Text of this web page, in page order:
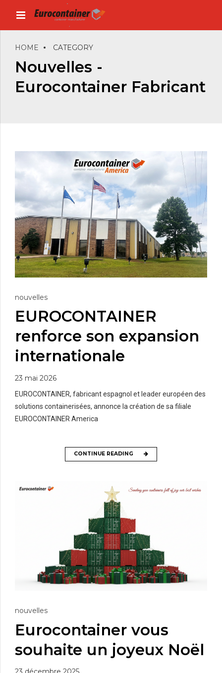
HOME CATEGORY
Nouvelles -
Eurocontainer Fabricant
nouvelles
EUROCONTAINER
renforce son expansion
internationale
23 mai 2026
EUROCONTAINER, fabricant espagnol et leader européen des
solutions containerisées, annonce la création de sa filiale
EUROCONTAINER America
CONTINUE READING
nouvelles
Eurocontainer vous
souhaite un joyeux Noël